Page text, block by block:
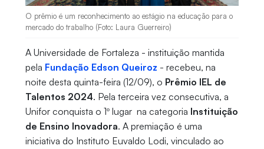
O prêmio é um reconhecimento ao estágio na educação para o
mercado do trabalho (Foto: Laura Guerreiro)
A Universidade de Fortaleza - instituição mantida
pela Fundação Edson Queiroz - recebeu, na
noite desta quinta-feira (12/09), o Prêmio IEL de
Talentos 2024. Pela terceira vez consecutiva, a
Unifor conquista o 1º lugar na categoria Instituição
de Ensino Inovadora. A premiação é uma
iniciativa do Instituto Euvaldo Lodi, vinculado ao